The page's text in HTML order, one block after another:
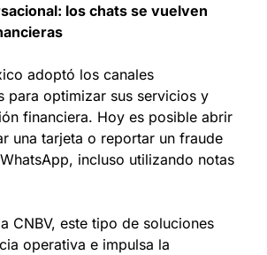
los chats se vuelven
adoptó los canales
para optimizar sus servicios y
financiera. Hoy es posible abrir
una tarjeta o reportar un fraude
incluso utilizando notas
CNBV, este tipo de soluciones
operativa e impulsa la